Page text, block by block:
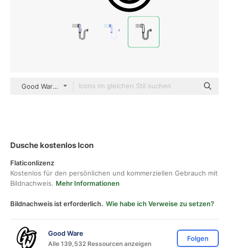
Good Ware Lineal
Dusche kostenlos Icon
Flaticonlizenz
Kostenlos für den persönlichen und kommerziellen Gebrauch mit
Bildnachweis. Mehr Informationen
Bildnachweis ist erforderlich. Wie habe ich Verweise zu setzen?
Good Ware
Alle 139,532 Ressourcen anzeigen
Folgen